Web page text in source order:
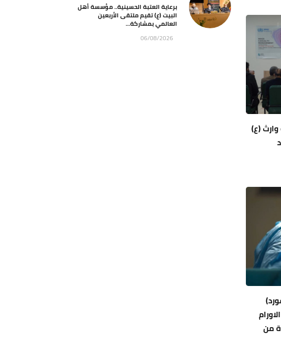
(ع)
من
برعاية العتبة الحسينية.. مؤسسة أهل
البيت (ع) تقيم ملتقى الأربعين
العالمي بمشاركة...
06/08/2026